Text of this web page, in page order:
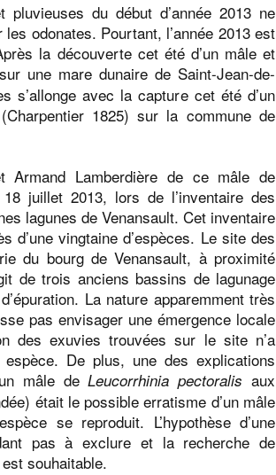
du début d’année 2013 ne
odonates. Pourtant, l’année 2013 est
la découverte cet été d’un mâle et
sur une mare dunaire de Saint-Jean-de-
s’allonge avec la capture cet été d’un
(Charpentier 1825) sur la commune de
Lamberdière de ce mâle de
juillet 2013, lors de l’inventaire des
lagunes de Venansault. Cet inventaire
d’une vingtaine d’espèces. Le site des
du bourg de Venansault, à proximité
de trois anciens bassins de lagunage
La nature apparemment très
pas envisager une émergence locale
des exuvies trouvées sur le site n’a
De plus, une des explications
mâle deLeucorrhinia pectoralis aux
était le possible erratisme d’un mâle
se reproduit. L’hypothèse d’une
pas à exclure et la recherche de
souhaitable.